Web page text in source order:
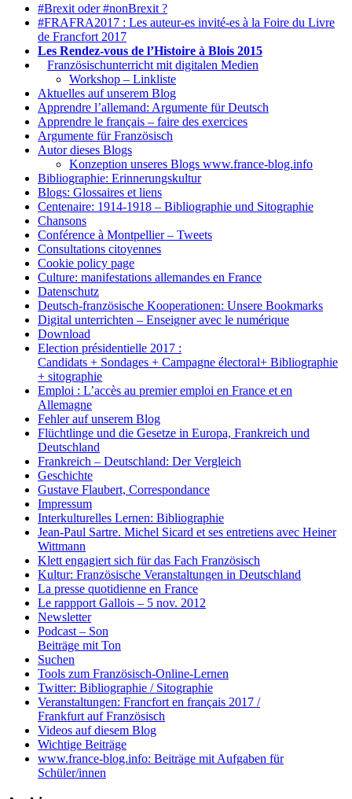
#Brexit oder #nonBrexit ?
#FRAFRA2017 : Les auteur-es invité-es à la Foire du Livre
de Francfort 2017
Les Rendez-vous de l’Histoire à Blois 2015
Französischunterricht mit digitalen Medien
Workshop – Linkliste
Aktuelles auf unserem Blog
Apprendre l’allemand: Argumente für Deutsch
Apprendre le français – faire des exercices
Argumente für Französisch
Autor dieses Blogs
Konzeption unseres Blogs www.france-blog.info
Bibliographie: Erinnerungskultur
Blogs: Glossaires et liens
Centenaire: 1914-1918 – Bibliographie und Sitographie
Chansons
Conférence à Montpellier – Tweets
Consultations citoyennes
Cookie policy page
Culture: manifestations allemandes en France
Datenschutz
Deutsch-französische Kooperationen: Unsere Bookmarks
Digital unterrichten – Enseigner avec le numérique
Download
Election présidentielle 2017 :
Candidats + Sondages + Campagne électoral+ Bibliographie
+ sitographie
Emploi : L’accès au premier emploi en France et en
Allemagne
Fehler auf unserem Blog
Flüchtlinge und die Gesetze in Europa, Frankreich und
Deutschland
Frankreich – Deutschland: Der Vergleich
Geschichte
Gustave Flaubert, Correspondance
Impressum
Interkulturelles Lernen: Bibliographie
Jean-Paul Sartre. Michel Sicard et ses entretiens avec Heiner
Wittmann
Klett engagiert sich für das Fach Französisch
Kultur: Französische Veranstaltungen in Deutschland
La presse quotidienne en France
Le rappport Gallois – 5 nov. 2012
Newsletter
Podcast – Son
Beiträge mit Ton
Suchen
Tools zum Französisch-Online-Lernen
Twitter: Bibliographie / Sitographie
Veranstaltungen: Francfort en français 2017 /
Frankfurt auf Französisch
Videos auf diesem Blog
Wichtige Beiträge
www.france-blog.info: Beiträge mit Aufgaben für
Schüler/innen